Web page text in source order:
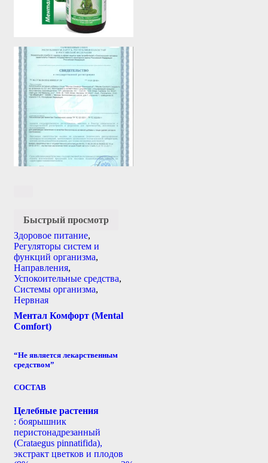
Быстрый просмотр
Здоровое питание,
Регуляторы систем и
функций организма,
Направления,
Успокоительные средства,
Системы организма,
Нервная
Ментал Комфорт (Mental
Comfort)
“Не является лекарственным
средством”
СОСТАВ
Целебные растения
: боярышник
перистонадрезанный
(Crataegus pinnatifida),
экстракт цветков и плодов